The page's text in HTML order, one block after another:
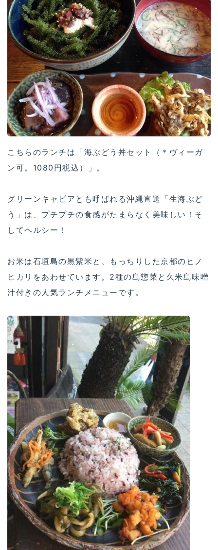
こちらのランチは「海ぶどう丼セット（＊ヴィーガ
ン可。1080円税込）」。
グリーンキャビアとも呼ばれる沖縄直送「生海ぶど
う」は、プチプチの食感がたまらなく美味しい！そ
してヘルシー！
お米は石垣島の黒紫米と、もっちりした京都のヒノ
ヒカリをあわせています。2種の島惣菜と久米島味噌
汁付きの人気ランチメニューです。